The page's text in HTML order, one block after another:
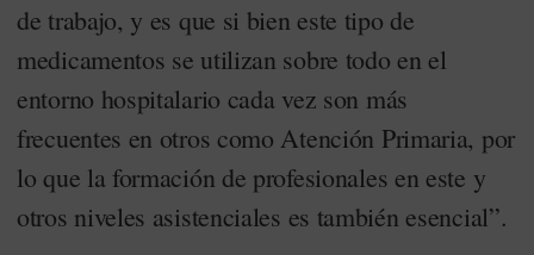
de trabajo, y es que si bien este tipo de
medicamentos se utilizan sobre todo en el
entorno hospitalario cada vez son más
frecuentes en otros como Atención Primaria, por
lo que la formación de profesionales en este y
otros niveles asistenciales es también esencial”.